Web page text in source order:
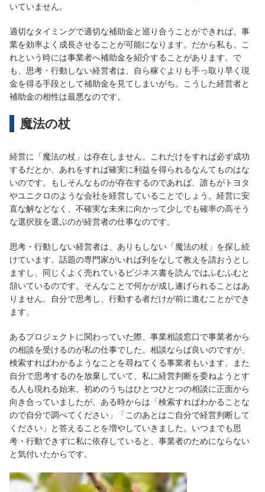
いていません。
適切なタイミングで適切な補助金と巡り合うことができれば、事
業を効率よく成長させることが可能になります。だから私も、こ
れという時には事業者へ補助金を紹介することがあります。で
も、思考・行動しない経営者は、自ら稼ぐよりも手っ取り早く現
金を得る手段として補助金を見てしまいがち。こうした経営者と
補助金の相性は最悪なのです。
魔法の杖
経営に「魔法の杖」は存在しません。これだけをすれば必ず成功
するだとか、あれをすれば確実に利益を得られるなんてものはな
いのです。もしそんなものが存在するのであれば、誰もがトヨタ
やユニクロのような会社を経営していることでしょう。経営に安
直な解などなく、不確実な未来に向かって少しでも確率の高そう
な選択肢を選ぶのが経営者の仕事なのです。
思考・行動しない経営者は、ありもしない「魔法の杖」を探し続
けています。話題の専門家がいれば列をなして教えを請おうとし
ますし、同じくよく売れているビジネス書を読んではふむふむと
頷いているのです。そんなことで何かが成し遂げられることはあ
りません。自分で思考し、行動する者だけが前に進むことができ
ます。
あるプロジェクトに関わっていた際、事業相談窓口で事業者から
の相談を受けるのが私の仕事でした。相談ならば良いのですが、
検索すればわかるようなことを尋ねてくる事業者もいます。また
自分で思考するのを放棄していて、私に経営判断を委ねようとす
る人も現れる始末。初めのうちはひとつひとつの相談に正面から
向き合っていましたが、ある時からは「検索すればわかることな
ので自分で調べてください」「このあとはご自分で経営判断して
ください」と答えることを増やしていきました。いつまでも思
考・行動できずに私に依存していると、事業者のためにならない
と気付いたからです。